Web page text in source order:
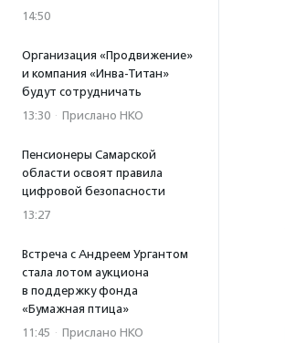
14:50
Организация «Продвижение»
и компания «Инва-Титан»
будут сотрудничать
13:30 · Прислано НКО
Пенсионеры Самарской
области освоят правила
цифровой безопасности
13:27
Встреча с Андреем Ургантом
стала лотом аукциона
в поддержку фонда
«Бумажная птица»
11:45 · Прислано НКО